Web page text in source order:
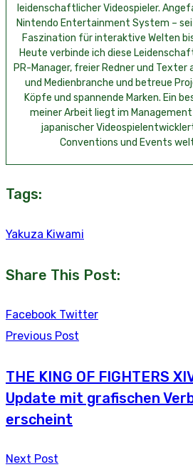
leidenschaftlicher Videospieler.
Nintendo Entertainment System –
Faszination für interaktive Welten
Heute verbinde ich diese
PR-Manager, freier Redner und Texter
und Medienbranche und betreue
Köpfe und spannende Marken. Ein
meiner Arbeit liegt im
japanischer
Conventions und Events
Tags:
Yakuza Kiwami
Share This Post:
Facebook TwitterYoutube
LinkedIn
Whatsapp
Tumblr
Reddit
Previous Post
THE KING OF FIGHTERS
Update mit grafischen
erscheint
Next Post